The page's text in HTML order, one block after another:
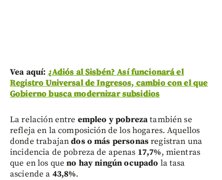
Vea aquí: ¿Adiós al Sisbén? Así funcionará el
Registro Universal de Ingresos, cambio con el que
Gobierno busca modernizar subsidios
La relación entre empleo y pobrezatambién se
refleja en la composición de los hogares. Aquellos
donde trabajandos o más personasregistran una
incidencia de pobreza de apenas 17,7%, mientras
que en los queno hay ningún ocupado la tasa
asciende a 43,8%.